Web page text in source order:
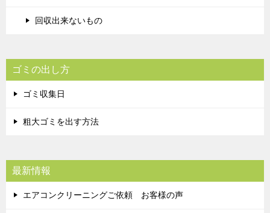
回収出来ないもの
ゴミの出し方
ゴミ収集日
粗大ゴミを出す方法
最新情報
エアコンクリーニングご依頼 お客様の声